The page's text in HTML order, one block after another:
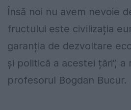
Însă noi nu avem nevoie
fructului este civilizația
garanția de dezvoltare
și politică a acestei țări”, a
profesorul Bogdan Bucur.